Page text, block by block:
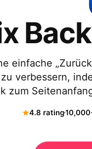
einfache
verbessern,
zum
4.8 rating